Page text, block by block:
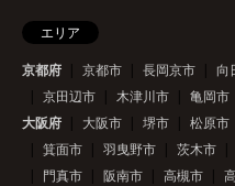
エリア
京都府
京都市 長岡京市 向
京田辺市
木津川市
亀岡市
大阪府
大阪市 堺市 松原市
箕面市
羽曳野市 茨木市
門真市
阪南市 高槻市